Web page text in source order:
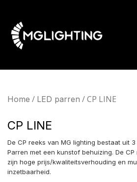
Home / LED parren / CP LINE
CP LINE
De CP reeks van MG lighting bestaat uit
Parren met een kunstof behuizing. De
zijn hoge prijs/kwaliteitsverhouding en
inzetbaarheid.